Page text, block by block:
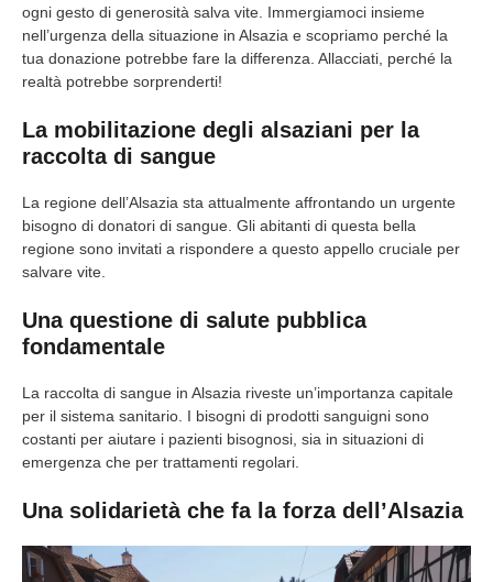
ogni gesto di generosità salva vite. Immergiamoci insieme
nell’urgenza della situazione in Alsazia e scopriamo perché la
tua donazione potrebbe fare la differenza. Allacciati, perché la
realtà potrebbe sorprenderti!
La mobilitazione degli alsaziani per la
raccolta di sangue
La regione dell’Alsazia sta attualmente affrontando un urgente
bisogno di donatori di sangue. Gli abitanti di questa bella
regione sono invitati a rispondere a questo appello cruciale per
salvare vite.
Una questione di salute pubblica
fondamentale
La raccolta di sangue in Alsazia riveste un’importanza capitale
per il sistema sanitario. I bisogni di prodotti sanguigni sono
costanti per aiutare i pazienti bisognosi, sia in situazioni di
emergenza che per trattamenti regolari.
Una solidarietà che fa la forza dell’Alsazia